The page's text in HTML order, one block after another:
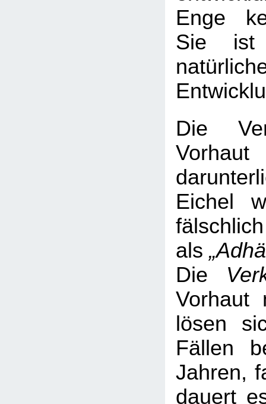
Enge
Sie ist
Die
Eichel
fälschlich
als
Die
Vorhaut
lösen
Fällen
Jahren,
dauert